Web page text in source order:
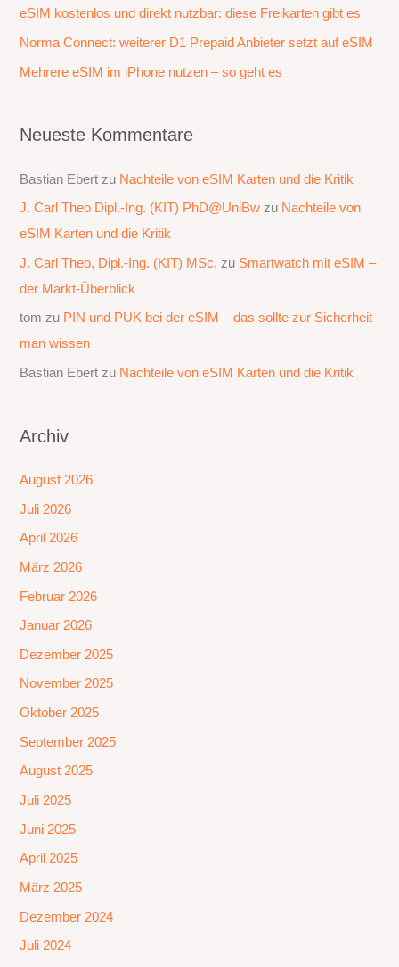
c
eSIM kostenlos und direkt nutzbar: diese Freikarten gibt es
Norma Connect: weiterer D1 Prepaid Anbieter setzt auf eSIM
Mehrere eSIM im iPhone nutzen – so geht es
Neueste Kommentare
Bastian Ebert zu Nachteile von eSIM Karten und die Kritik
J. Carl Theo Dipl.-Ing. (KIT) PhD@UniBw zu Nachteile von
eSIM Karten und die Kritik
J. Carl Theo, Dipl.-Ing. (KIT) MSc, zu Smartwatch mit eSIM –
der Markt-Überblick
tom zu PIN und PUK bei der eSIM – das sollte zur Sicherheit
man wissen
Bastian Ebert zu Nachteile von eSIM Karten und die Kritik
Archiv
August 2026
Juli 2026
April 2026
März 2026
Februar 2026
Januar 2026
Dezember 2025
November 2025
Oktober 2025
September 2025
August 2025
Juli 2025
Juni 2025
April 2025
März 2025
Dezember 2024
Juli 2024